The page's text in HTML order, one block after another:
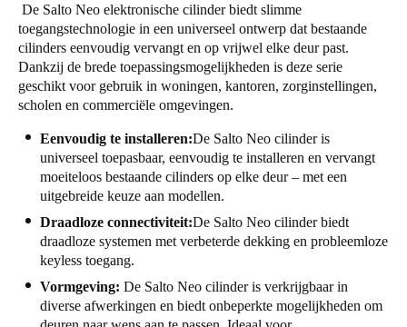
De Salto Neo elektronische cilinder biedt slimme
toegangstechnologie in een universeel ontwerp dat bestaande
cilinders eenvoudig vervangt en op vrijwel elke deur past.
Dankzij de brede toepassingsmogelijkheden is deze serie
geschikt voor gebruik in woningen, kantoren, zorginstellingen,
scholen en commerciële omgevingen.
Eenvoudig te installeren:De Salto Neo cilinder is
universeel toepasbaar, eenvoudig te installeren en vervangt
moeiteloos bestaande cilinders op elke deur – met een
uitgebreide keuze aan modellen.
Draadloze connectiviteit:De Salto Neo cilinder biedt
draadloze systemen met verbeterde dekking en probleemloze
keyless toegang.
Vormgeving: De Salto Neo cilinder is verkrijgbaar in
diverse afwerkingen en biedt onbeperkte mogelijkheden om